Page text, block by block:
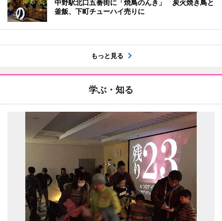
中野駅北口五番街に「焼鳥のんき」 炭火焼き鳥と
釜飯、下町チューハイ売りに
もっと見る
学ぶ・知る